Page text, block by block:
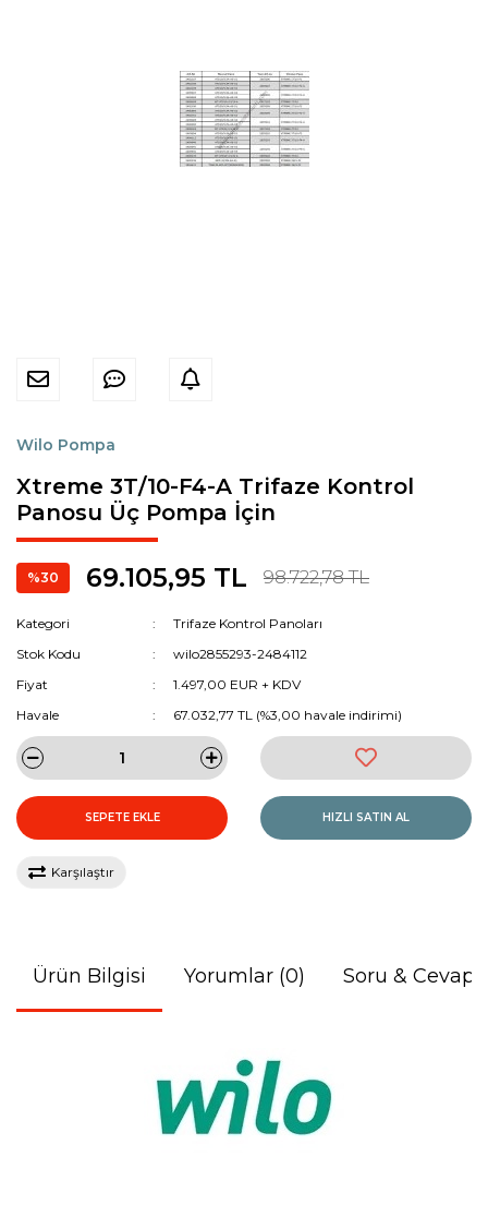
Wilo Pompa
Xtreme 3T/10-F4-A Trifaze Kontrol
Panosu Üç Pompa İçin
%30 69.105,95 TL 98.722,78 TL
Kategori
Trifaze Kontrol Panoları
Stok Kodu
wilo2855293-2484112
Fiyat
1.497,00 EUR + KDV
Havale
67.032,77 TL (%3,00 havale indirimi)
SEPETE EKLE HIZLI SATIN AL
Karşılaştır
Ürün Bilgisi Yorumlar (0) Soru & Cevap